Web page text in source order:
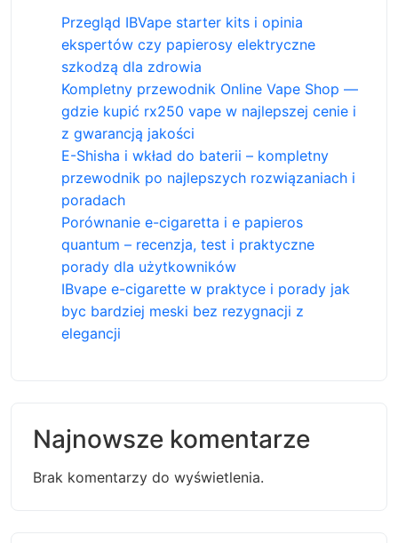
Przegląd IBVape starter kits i opinia
ekspertów czy papierosy elektryczne
szkodzą dla zdrowia
Kompletny przewodnik Online Vape Shop —
gdzie kupić rx250 vape w najlepszej cenie i
z gwarancją jakości
E-Shisha i wkład do baterii – kompletny
przewodnik po najlepszych rozwiązaniach i
poradach
Porównanie e-cigaretta i e papieros
quantum – recenzja, test i praktyczne
porady dla użytkowników
IBvape e-cigarette w praktyce i porady jak
byc bardziej meski bez rezygnacji z
elegancji
Najnowsze komentarze
Brak komentarzy do wyświetlenia.